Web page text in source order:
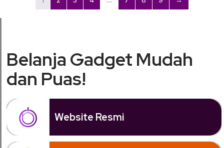
Belanja Gadget Mudah
dan Puas!
Website Resmi